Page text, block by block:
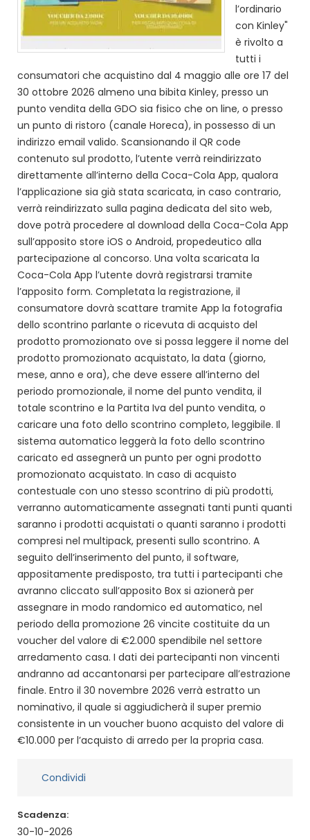
l’ordinario
con Kinley"
è rivolto a
tutti i
consumatori che acquistino dal 4 maggio alle ore 17 del
30 ottobre 2026 almeno una bibita Kinley, presso un
punto vendita della GDO sia fisico che on line, o presso
un punto di ristoro (canale Horeca), in possesso di un
indirizzo email valido. Scansionando il QR code
contenuto sul prodotto, l’utente verrà reindirizzato
direttamente all’interno della Coca-Cola App, qualora
l’applicazione sia già stata scaricata, in caso contrario,
verrà reindirizzato sulla pagina dedicata del sito web,
dove potrà procedere al download della Coca-Cola App
sull’apposito store iOS o Android, propedeutico alla
partecipazione al concorso. Una volta scaricata la
Coca-Cola App l’utente dovrà registrarsi tramite
l’apposito form. Completata la registrazione, il
consumatore dovrà scattare tramite App la fotografia
dello scontrino parlante o ricevuta di acquisto del
prodotto promozionato ove si possa leggere il nome del
prodotto promozionato acquistato, la data (giorno,
mese, anno e ora), che deve essere all’interno del
periodo promozionale, il nome del punto vendita, il
totale scontrino e la Partita Iva del punto vendita, o
caricare una foto dello scontrino completo, leggibile. Il
sistema automatico leggerà la foto dello scontrino
caricato ed assegnerà un punto per ogni prodotto
promozionato acquistato. In caso di acquisto
contestuale con uno stesso scontrino di più prodotti,
verranno automaticamente assegnati tanti punti quanti
saranno i prodotti acquistati o quanti saranno i prodotti
compresi nel multipack, presenti sullo scontrino. A
seguito dell’inserimento del punto, il software,
appositamente predisposto, tra tutti i partecipanti che
avranno cliccato sull’apposito Box si azionerà per
assegnare in modo randomico ed automatico, nel
periodo della promozione 26 vincite costituite da un
voucher del valore di €2.000 spendibile nel settore
arredamento casa. I dati dei partecipanti non vincenti
andranno ad accantonarsi per partecipare all’estrazione
finale. Entro il 30 novembre 2026 verrà estratto un
nominativo, il quale si aggiudicherà il super premio
consistente in un voucher buono acquisto del valore di
€10.000 per l’acquisto di arredo per la propria casa.
Condividi
Scadenza:
30-10-2026